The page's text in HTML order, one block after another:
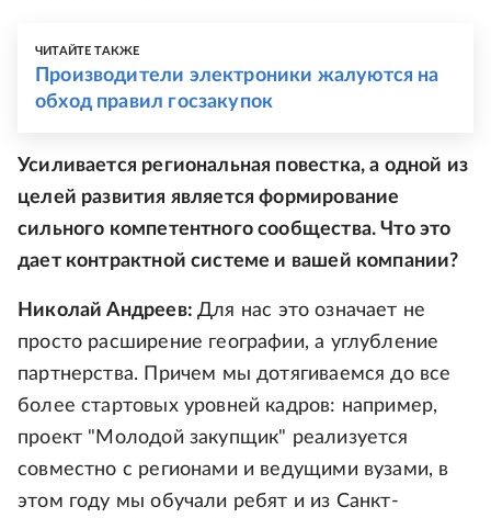
ЧИТАЙТЕ ТАКЖЕ
Производители электроники жалуются на
обход правил госзакупок
Усиливается региональная повестка, а одной из
целей развития является формирование
сильного компетентного сообщества. Что это
дает контрактной системе и вашей компании?
Николай Андреев:Для нас это означает не
просто расширение географии, а углубление
партнерства. Причем мы дотягиваемся до все
более стартовых уровней кадров: например,
проект "Молодой закупщик" реализуется
совместно с регионами и ведущими вузами, в
этом году мы обучали ребят и из Санкт-